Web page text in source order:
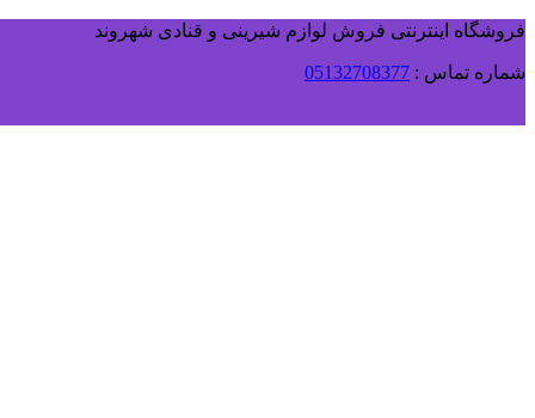
فروشگاه اینترنتی فروش لوازم شیرینی و قنادی شهروند
شماره تماس : 05132708377